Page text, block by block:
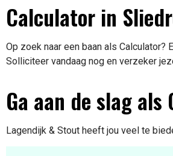
Calculator in
Op zoek naar een baan als Calculator?
Solliciteer vandaag nog en verzeker
Ga aan de slag
Lagendijk & Stout heeft jou veel te